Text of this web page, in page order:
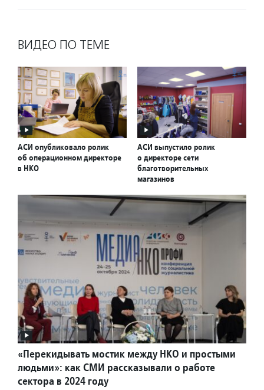
ВИДЕО ПО ТЕМЕ
АСИ опубликовало ролик
об операционном директоре
в НКО
АСИ выпустило ролик
о директоре сети
благотворительных
магазинов
«Перекидывать мостик между НКО и простыми
людьми»: как СМИ рассказывали о работе
сектора в 2024 году